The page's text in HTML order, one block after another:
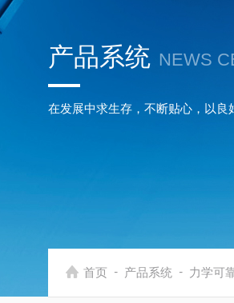
产品系统 NEWS
在发展中求生存，不断贴心，以
首页 - 产品系统 - 力学可